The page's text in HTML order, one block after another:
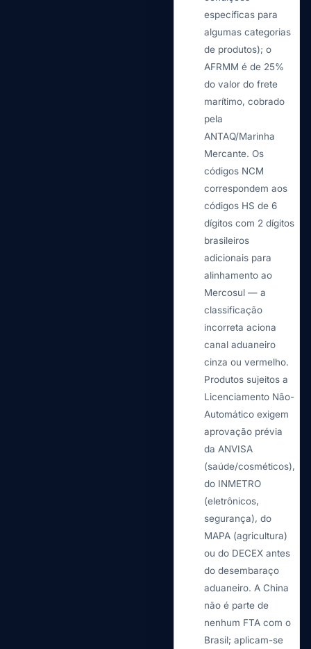
específicas para
algumas categorias
de produtos); o
AFRMM é de 25%
do valor do frete
marítimo, cobrado
pela
ANTAQ/Marinha
Mercante. Os
códigos NCM
correspondem aos
códigos HS de 6
dígitos com 2 dígitos
brasileiros
adicionais para
alinhamento ao
Mercosul — a
classificação
incorreta aciona
canal aduaneiro
cinza ou vermelho.
Produtos sujeitos a
Licenciamento Não-
Automático exigem
aprovação prévia
da ANVISA
(saúde/cosméticos),
do INMETRO
(eletrônicos,
segurança), do
MAPA (agricultura)
ou do DECEX antes
do desembaraço
aduaneiro. A China
não é parte de
nenhum FTA com o
Brasil; aplicam-se